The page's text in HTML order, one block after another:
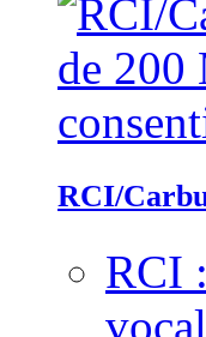
RCI/
RCI
vocal